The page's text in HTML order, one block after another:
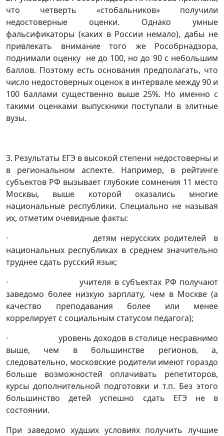
что четверть «стобальников» получили
недостоверные оценки. Однако умные
фальсификаторы (каких в России немало), дабы не
привлекать внимание того же Рособрнадзора,
поднимали оценку не до 100, но до 90 с небольшим
баллов. Поэтому есть основания предполагать, что
число недостоверных оценок в интервале между 90 и
100 баллами существенно выше 25%. Но именно с
такими оценками выпускники поступали в элитные
вузы.
3. Результаты ЕГЭ в высокой степени недостоверны и
в региональном аспекте. Например, в рейтинге
субъектов РФ вызывает глубокие сомнения 11 место
Москвы, выше которой оказались многие
национальные республики. Специально не называя
их, отметим очевидные факты:
· детям нерусских родителей в
национальных республиках в среднем значительно
труднее сдать русский язык;
· учителя в субъектах РФ получают
заведомо более низкую зарплату, чем в Москве (а
качество преподавания более или менее
коррелирует с социальным статусом педагога);
· уровень доходов в столице несравнимо
выше, чем в большинстве регионов, а,
следовательно, московские родители имеют гораздо
больше возможностей оплачивать репетиторов,
курсы дополнительной подготовки и т.п. Без этого
большинство детей успешно сдать ЕГЭ не в
состоянии.
При заведомо худших условиях получить лучшие